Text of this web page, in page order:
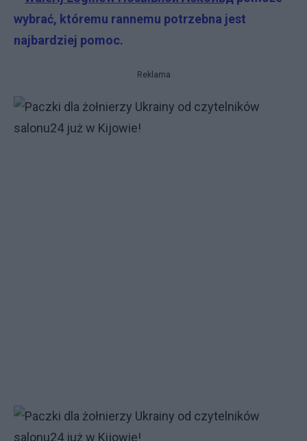
wybrać, któremu rannemu potrzebna jest
najbardziej pomoc.
Reklama